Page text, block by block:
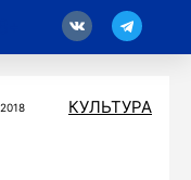
КУЛЬТУРА